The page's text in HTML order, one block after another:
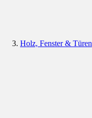
Holz, Fenster & Türen